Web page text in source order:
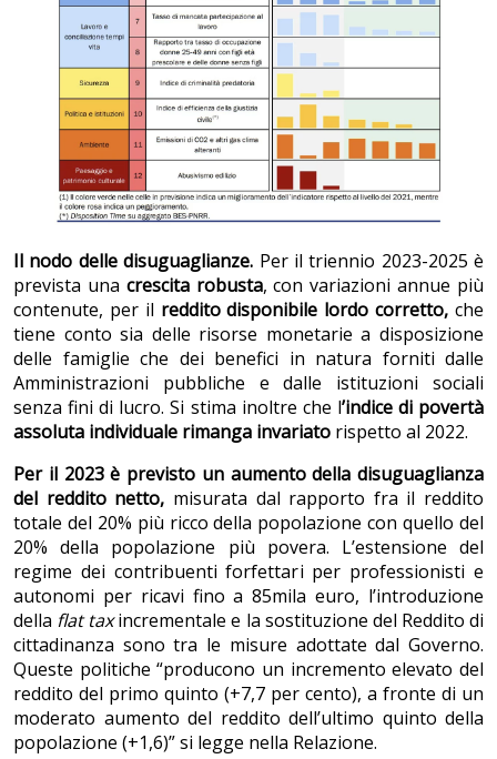
Il nodo delle disuguaglianze. Per il triennio 2023-2025 è
prevista una crescita robusta, con variazioni annue più
contenute, per il reddito disponibile lordo corretto, che
tiene conto sia delle risorse monetarie a disposizione
delle famiglie che dei benefici in natura forniti dalle
Amministrazioni pubbliche e dalle istituzioni sociali
senza fini di lucro. Si stima inoltre che l’indice di povertà
assoluta individuale rimanga invariato rispetto al 2022.
Per il 2023 è previsto un aumento della disuguaglianza
del reddito netto, misurata dal rapporto fra il reddito
totale del 20% più ricco della popolazione con quello del
20% della popolazione più povera. L’estensione del
regime dei contribuenti forfettari per professionisti e
autonomi per ricavi fino a 85mila euro, l’introduzione
della flat taxincrementale e la sostituzione del Reddito di
cittadinanza sono tra le misure adottate dal Governo.
Queste politiche “producono un incremento elevato del
reddito del primo quinto (+7,7 per cento), a fronte di un
moderato aumento del reddito dell’ultimo quinto della
popolazione (+1,6)” si legge nella Relazione.